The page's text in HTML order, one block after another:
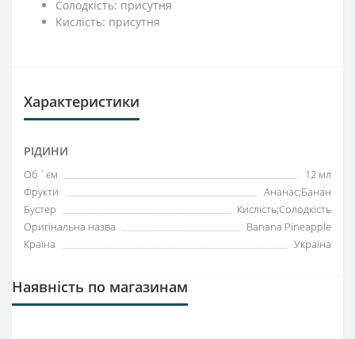
Солодкість: присутня
Кислість: присутня
Характеристики
РІДИНИ
Об `єм
12 мл
Фрукти
Ананас;Банан
Бустер
Кислість;Солодкість
Оригінальна назва
Banana Pineapple
Країна
Україна
Наявність по магазинам